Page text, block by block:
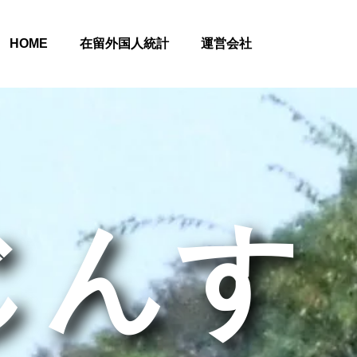
HOME 在留外国人統計 運営会社
んす